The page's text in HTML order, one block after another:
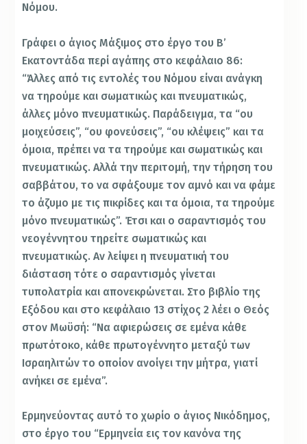
Νόμου.
Γράφει ο άγιος Μάξιμος στο έργο του Β’
Εκατοντάδα περί αγάπης στο κεφάλαιο 86:
“Άλλες από τις εντολές του Νόμου είναι ανάγκη
να τηρούμε και σωματικώς και πνευματικώς,
άλλες μόνο πνευματικώς. Παράδειγμα, τα “ου
μοιχεύσεις”, “ου φονεύσεις”, “ου κλέψεις” και τα
όμοια, πρέπει να τα τηρούμε και σωματικώς και
πνευματικώς. Αλλά την περιτομή, την τήρηση του
σαββάτου, το να σφάξουμε τον αμνό και να φάμε
το άζυμο με τις πικρίδες και τα όμοια, τα τηρούμε
μόνο πνευματικώς”. Έτσι και ο σαραντισμός του
νεογέννητου τηρείτε σωματικώς και
πνευματικώς. Αν λείψει η πνευματική του
διάσταση τότε ο σαραντισμός γίνεται
τυπολατρία και απονεκρώνεται. Στο βιβλίο της
Εξόδου και στο κεφάλαιο 13 στίχος 2 λέει ο Θεός
στον Μωϋσή: “Να αφιερώσεις σε εμένα κάθε
πρωτότοκο, κάθε πρωτογέννητο μεταξύ των
Ισραηλιτών το οποίον ανοίγει την μήτρα, γιατί
ανήκει σε εμένα”.
Ερμηνεύοντας αυτό το χωρίο ο άγιος Νικόδημος,
στο έργο του “Ερμηνεία εις τον κανόνα της